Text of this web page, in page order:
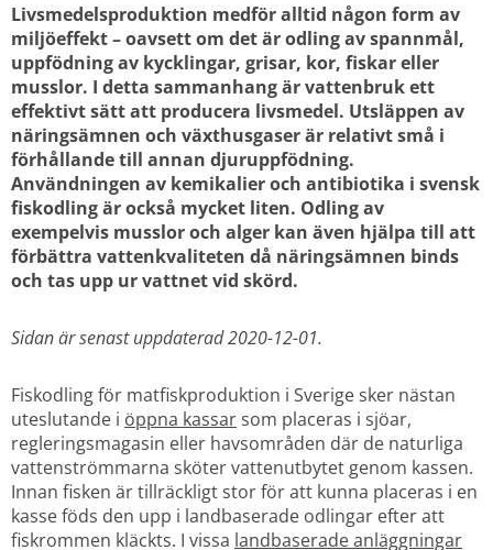
Livsmedelsproduktion medför alltid någon form av
miljöeffekt – oavsett om det är odling av spannmål,
uppfödning av kycklingar, grisar, kor, fiskar eller
musslor. I detta sammanhang är vattenbruk ett
effektivt sätt att producera livsmedel. Utsläppen av
näringsämnen och växthusgaser är relativt små i
förhållande till annan djuruppfödning.
Användningen av kemikalier och antibiotika i svensk
fiskodling är också mycket liten. Odling av
exempelvis musslor och alger kan även hjälpa till att
förbättra vattenkvaliteten då näringsämnen binds
och tas upp ur vattnet vid skörd.
Sidan är senast uppdaterad 2020-12-01.
Fiskodling för matfiskproduktion i Sverige sker nästan
uteslutande i öppna kassar som placeras i sjöar,
regleringsmagasin eller havsområden där de naturliga
vattenströmmarna sköter vattenutbytet genom kassen.
Innan fisken är tillräckligt stor för att kunna placeras i en
kasse föds den upp i landbaserade odlingar efter att
fiskrommen kläckts. I vissa landbaserade anläggningar